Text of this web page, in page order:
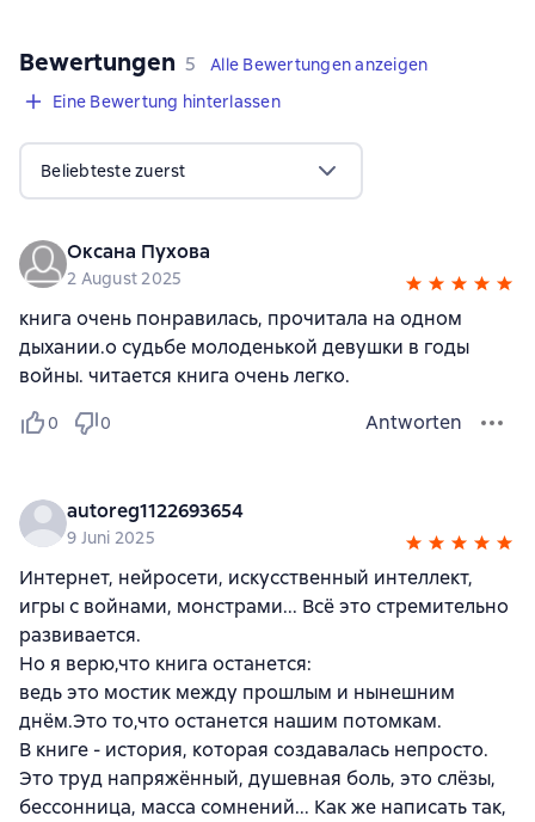
Bewertungen 5 Bewertungen
5
Alle Bewertungen anzeigen
Eine Bewertung hinterlassen
Beliebteste zuerst
Оксана Пухова
2 August 2025
книга очень понравилась, прочитала на одном
дыхании.о судьбе молоденькой девушки в годы
войны. читается книга очень легко.
0 0 Antworten
autoreg1122693654
9 Juni 2025
Интернет, нейросети, искусственный интеллект,
игры с войнами, монстрами... Всё это стремительно
развивается.
Но я верю,что книга останется:
ведь это мостик между прошлым и нынешним
днём.Это то,что останется нашим потомкам.
В книге - история, которая создавалась непросто.
Это труд напряжённый, душевная боль, это слёзы,
бессонница, масса сомнений... Как же написать так,